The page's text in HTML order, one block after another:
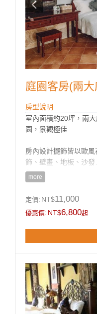
庭園客房(兩大
房型說明
室內面積約20坪，兩
園，景觀極佳
房內設計擺飾皆以歐
飾、壁畫、地板、沙
色。
＊採用台灣在地品牌茶
＊依房型附贈礦泉水
＊液晶電視(附數位電
閱管家精選好片)
＊浴室為乾溼分離衛浴
more
定價: NT$11,000
優惠價: NT$6,800起